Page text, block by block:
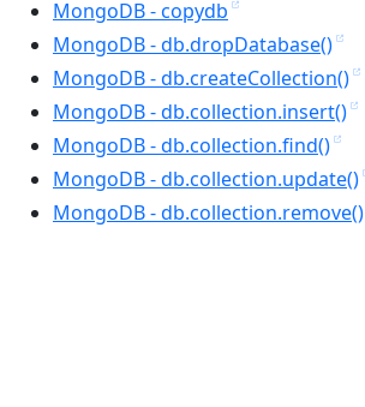
MongoDB - copydb
MongoDB - db.dropDatabase()
MongoDB - db.createCollection()
MongoDB - db.collection.insert()
MongoDB - db.collection.find()
MongoDB - db.collection.update()
MongoDB - db.collection.remove()